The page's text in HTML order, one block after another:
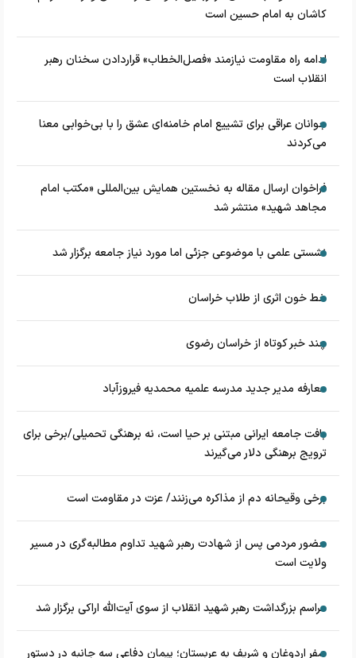
کاشان به امام حسین است
ادامه راه مقاومت نیازمند «فصل‌الخطاب» قراردادن سخنان رهبر
انقلاب است
جوانان عراقی برای تشییع امام خامنه‌ای عشق را با بی‌خوابی معنا
می‌کردند
فراخوان ارسال مقاله به نخستین همایش بین‌المللی «مکتب امام
مجاهد شهید» منتشر شد
نشستی علمی با موضوعی جزئی اما مورد نیاز جامعه برگزار شد
خط خون اثری از طلاب خراسان
چند خبر کوتاه از خراسان رضوی
معارفه مدیر جدید مدرسه علمیه محمدیه فیروزآباد
بافت جامعه ایرانی مبتنی بر حیا است، نه برهنگی تحمیلی/برخی برای
ترویج برهنگی دلار می‌گیرند
برخی وقیحانه دم از مذاکره می‌زنند/ عزت در مقاومت است
حضور مردمی پس از شهادت رهبر شهید تداوم مطالبه‌گری در مسیر
ولایت است
مراسم بزرگداشت رهبر شهید انقلاب از سوی آیت‌الله اراکی برگزار شد
سفر اردوغان و شریف به عربستان؛ پیمان دفاعی سه جانبه در دستور